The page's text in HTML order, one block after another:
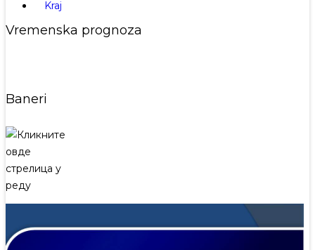
Kraj
Vremenska prognoza
Baneri